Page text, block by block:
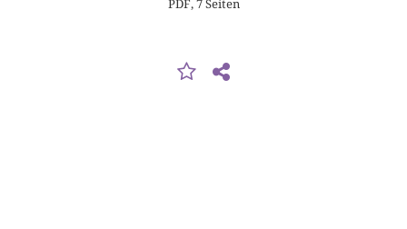
PDF, 7 Seiten